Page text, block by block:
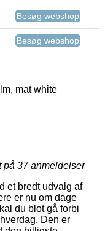
Besøg webshop
Besøg webshop
mat white
på 37anmeldelser
et bredt udvalg af
er nu om dage
du blot gå forbi
Den er